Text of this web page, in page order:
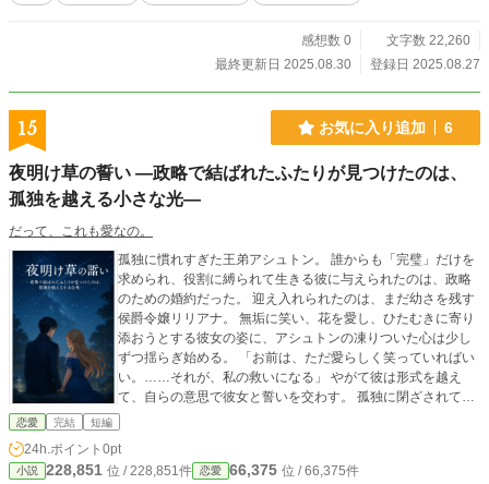
感想数 0
文字数 22,260
最終更新日 2025.08.30
登録日 2025.08.27
15 お気に入り追加 6
夜明け草の誓い ―政略で結ばれたふたりが見つけたのは、
孤独を越える小さな光―
だって、これも愛なの。
孤独に慣れすぎた王弟アシュトン。 誰からも「完璧」だけを
求められ、役割に縛られて生きる彼に与えられたのは、政略
のための婚約だった。 迎え入れられたのは、まだ幼さを残す
侯爵令嬢リリアナ。 無垢に笑い、花を愛し、ひたむきに寄り
添おうとする彼女の姿に、アシュトンの凍りついた心は少し
ずつ揺らぎ始める。 「お前は、ただ愛らしく笑っていればい
い。……それが、私の救いになる」 やがて彼は形式を越え
て、自らの意思で彼女と誓いを交わす。 孤独に閉ざされてい
た日々は終わり、ふたりは夫婦として歩み出す――。 宮殿の
の積み重ねが、互いの心を確かに結び、孤独を溶かしてい
く。 幻想的な王国を舞台に描かれる、 孤独な青年と無垢な令
恋愛 完結 短編
24h.ポイント 0pt
小説 228,851 位 / 228,851件 恋愛 66,375 位 / 66,375件